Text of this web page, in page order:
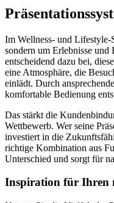
Im Wellness- und Lifestyle-
sondern um Erlebnisse und
entscheidend dazu bei,
eine Atmosphäre, die
einlädt. Durch
komfortable Bedienung
Das stärkt die
Wettbewerb. Wer seine
investiert in die
richtige Kombination aus
Unterschied und sorgt für
Inspiration für Ihren